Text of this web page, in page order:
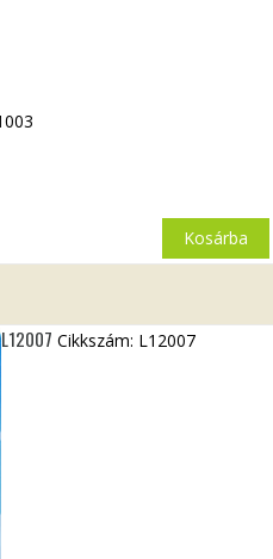
Kosárba
L12007 Cikkszám: L12007